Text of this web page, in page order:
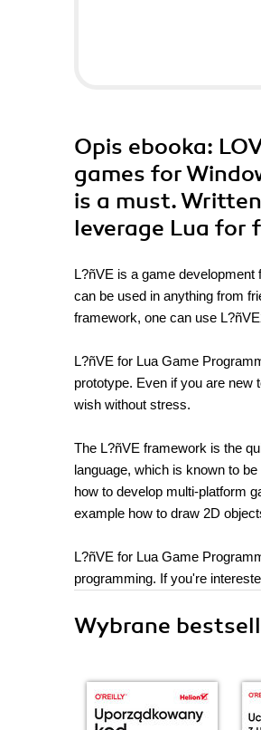
Opis ebooka:
games for
is a must.
leverage Lua for
L?ñVE is a game
can be used in anything from
framework, one can use
L?ñVE for Lua Game
prototype. Even if you are new
wish without stress.
The L?ñVE framework is the
language, which is known to
how to develop multi-platform
example how to draw 2D
L?ñVE for Lua Game
programming. If you're
Wybrane